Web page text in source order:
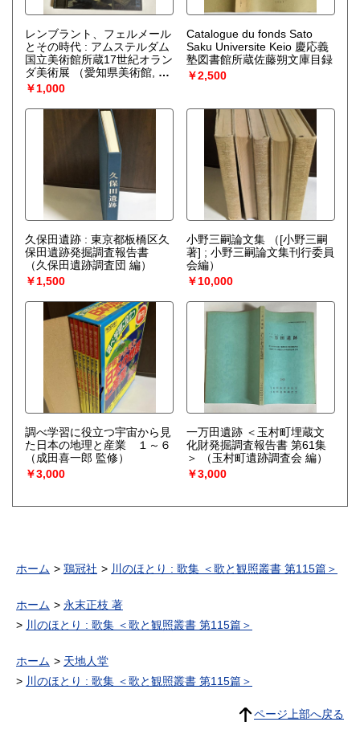
レンブラント、フェルメール
とその時代 : アムステルダム
国立美術館所蔵17世紀オラン
ダ美術展
（愛知県美術館, 国
立西洋美術館 編）
￥1,000
Catalogue du fonds Sato
Saku Universite Keio 慶応義
塾図書館所蔵佐藤朔文庫目録
￥2,500
久保田遺跡 : 東京都板橋区久
保田遺跡発掘調査報告書
（久保田遺跡調査団 編）
￥1,500
小野三嗣論文集
（[小野三嗣
著] ; 小野三嗣論文集刊行委員
会編）
￥10,000
調べ学習に役立つ宇宙から見
た日本の地理と産業 １～６
（成田喜一郎 監修）
￥3,000
一万田遺跡 ＜玉村町埋蔵文
化財発掘調査報告書 第61集
＞
（玉村町遺跡調査会 編）
￥3,000
ホーム 鶏冠社 川のほとり : 歌集 ＜歌と観照叢書 第115篇＞
ホーム
永末正枝 著
川のほとり : 歌集 ＜歌と観照叢書 第115篇＞
ホーム
天地人堂
川のほとり : 歌集 ＜歌と観照叢書 第115篇＞
ページ上部へ戻る